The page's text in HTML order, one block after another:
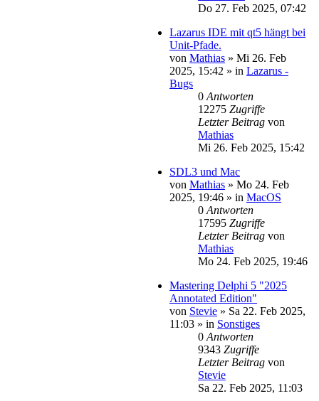
Do 27. Feb 2025, 07:42
Lazarus IDE mit qt5 hängt bei
Unit-Pfade.
von Mathias » Mi 26. Feb
2025, 15:42 » in Lazarus -
Bugs
0 Antworten
12275 Zugriffe
Letzter Beitrag von
Mathias
Mi 26. Feb 2025, 15:42
SDL3 und Mac
von Mathias » Mo 24. Feb
2025, 19:46 » in MacOS
0 Antworten
17595 Zugriffe
Letzter Beitrag von
Mathias
Mo 24. Feb 2025, 19:46
Mastering Delphi 5 "2025
Annotated Edition"
von Stevie » Sa 22. Feb 2025,
11:03 » in Sonstiges
0 Antworten
9343 Zugriffe
Letzter Beitrag von
Stevie
Sa 22. Feb 2025, 11:03